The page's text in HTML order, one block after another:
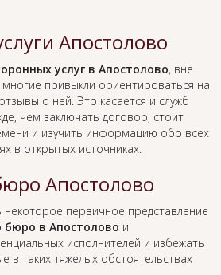
Апостолово
услуг в Апостолово, вне
привыкли ориентироваться на
о ней. Это касается и служб
чем заключать договор, стоит
и изучить информацию обо всех
в открытых источниках.
Апостолово
первичное представление
бюро в Апостолово и
исполнителей и избежать
в таких тяжелых обстоятельствах